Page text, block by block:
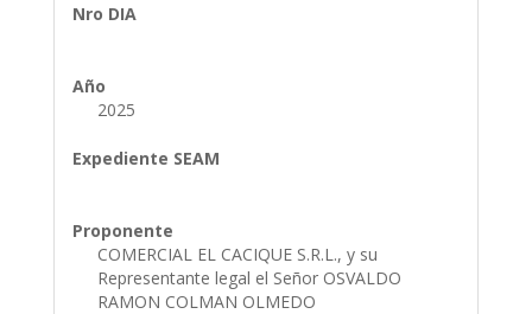
Nro DIA
Año
2025
Expediente SEAM
Proponente
COMERCIAL EL CACIQUE S.R.L., y su
Representante legal el Señor OSVALDO
RAMON COLMAN OLMEDO